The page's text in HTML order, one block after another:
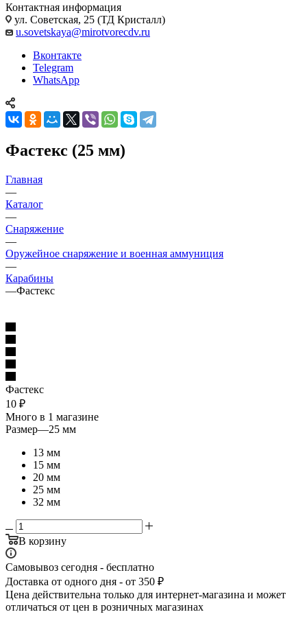
Контактная информация
ул. Советская, 25 (ТД Кристалл)
u.sovetskaya@mirotvorecdv.ru
Вконтакте
Telegram
WhatsApp
Фастекс (25 мм)
Главная
—
Каталог
—
Снаряжение
—
Оружейное снаряжение и военная аммуниция
—
Карабины
—Фастекс
Фастекс
10 ₽
Много в 1 магазине
Размер—25 мм
13 мм
15 мм
20 мм
25 мм
32 мм
В корзину
Самовывоз сегодня - бесплатно
Доставка от одного дня - от 350 ₽
Цена действительна только для интернет-магазина и может
отличаться от цен в розничных магазинах